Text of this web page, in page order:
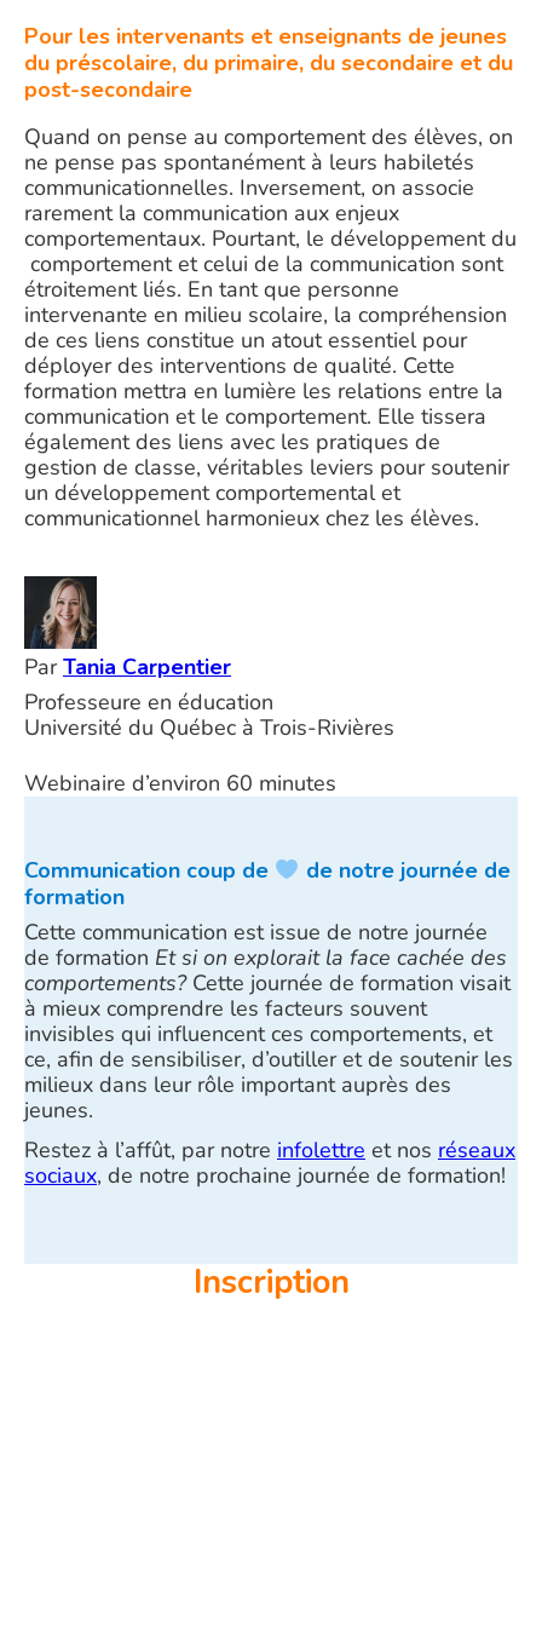
Pour les intervenants et enseignants de jeunes
du préscolaire, du primaire, du secondaire et du
post-secondaire
Quand on pense au comportement des élèves, on
ne pense pas spontanément à leurs habiletés
communicationnelles. Inversement, on associe
rarement la communication aux enjeux
comportementaux. Pourtant, le développement du
comportement et celui de la communication sont
étroitement liés. En tant que personne
intervenante en milieu scolaire, la compréhension
de ces liens constitue un atout essentiel pour
déployer des interventions de qualité. Cette
formation mettra en lumière les relations entre la
communication et le comportement. Elle tissera
également des liens avec les pratiques de
gestion de classe, véritables leviers pour soutenir
un développement comportemental et
communicationnel harmonieux chez les élèves.
ParTania Carpentier
Professeure en éducation
Université du Québec à Trois-Rivières
Webinaire d’environ 60 minutes
Communication coup de
de notre journée de
formation
Cette communication est issue de notre journée
de formation Et si on explorait la face cachée des
comportements?Cette journée de formation visait
à mieux comprendre les facteurs souvent
invisibles qui influencent ces comportements, et
ce, afin de sensibiliser, d’outiller et de soutenir les
milieux dans leur rôle important auprès des
jeunes.
Restez à l’affût, par notre infolettre et nos réseaux
sociaux, de notre prochaine journée de formation!
Inscription